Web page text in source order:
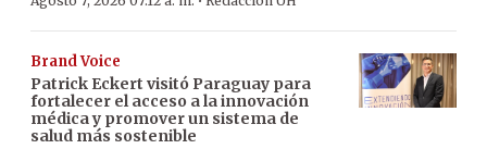
Brand Voice
Patrick Eckert visitó Paraguay para
fortalecer el acceso a la innovación
médica y promover un sistema de
salud más sostenible